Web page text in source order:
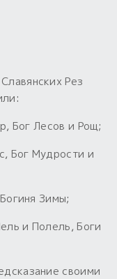
Рез
Бог Лесов и Рощ;
Бог Мудрости и
Зимы;
и Полель, Боги
своими